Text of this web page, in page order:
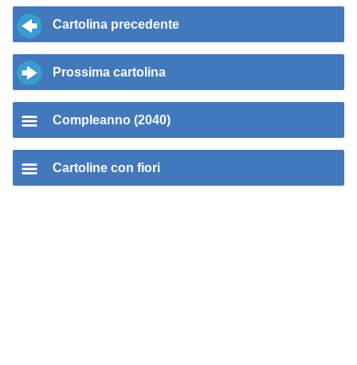
Cartolina precedente
Prossima cartolina
Compleanno (2040)
Cartoline con fiori